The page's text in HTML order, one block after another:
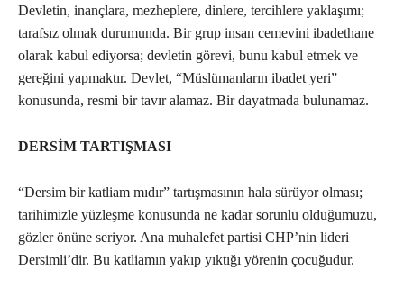
Devletin, inançlara, mezheplere, dinlere, tercihlere yaklaşımı;
tarafsız olmak durumunda. Bir grup insan cemevini ibadethane
olarak kabul ediyorsa; devletin görevi, bunu kabul etmek ve
gereğini yapmaktır. Devlet, “Müslümanların ibadet yeri”
konusunda, resmi bir tavır alamaz. Bir dayatmada bulunamaz.
DERSİM TARTIŞMASI
“Dersim bir katliam mıdır” tartışmasının hala sürüyor olması;
tarihimizle yüzleşme konusunda ne kadar sorunlu olduğumuzu,
gözler önüne seriyor. Ana muhalefet partisi CHP’nin lideri
Dersimli’dir. Bu katliamın yakıp yıktığı yörenin çocuğudur.